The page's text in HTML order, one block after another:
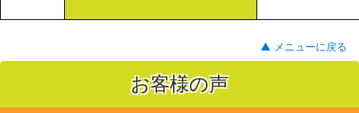
▲ メニューに戻る
お客様の声